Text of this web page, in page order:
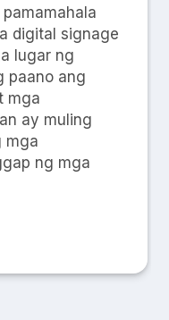
digital signage
lugar ng
paano ang
mga
ay muling
mga
ng mga